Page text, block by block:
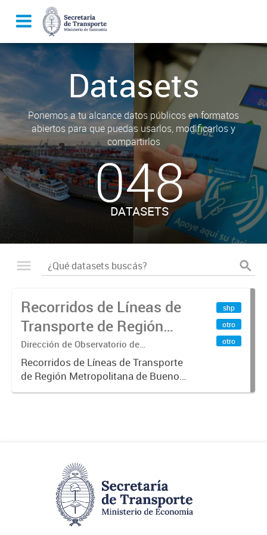
Datasets
Ponemos a tu alcance datos públicos en formatos
abiertos para que puedas usarlos, modificarlos y
compartirlos
048
DATASETS
Recorridos de Líneas de
Transporte de Región
Metropolitana de
Buenos Aires (RMBA)
Dirección de Observatorio de
Transporte, Estudio y Sistemas
Recorridos de Líneas de Transporte
de Región Metropolitana de Buenos
Aires (RMBA).-
shp
otro
otro